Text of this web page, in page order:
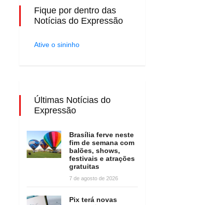
Fique por dentro das
Notícias do Expressão
Ative o sininho
Últimas Notícias do
Expressão
Brasília ferve neste
fim de semana com
balões, shows,
festivais e atrações
gratuitas
7 de agosto de 2026
Pix terá novas